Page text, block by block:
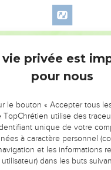
PAS
DE L’ANNÉE !
ERREURS POUVAIENT
VOTRES ?
privée est
pour nous
le bouton « Accepter tous
utilise des
unique de votre
à caractère personnel
et les informations
dans les buts